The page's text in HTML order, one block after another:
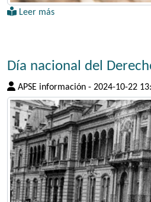
Leer más
Día nacional del
APSE información - 2024-10-22